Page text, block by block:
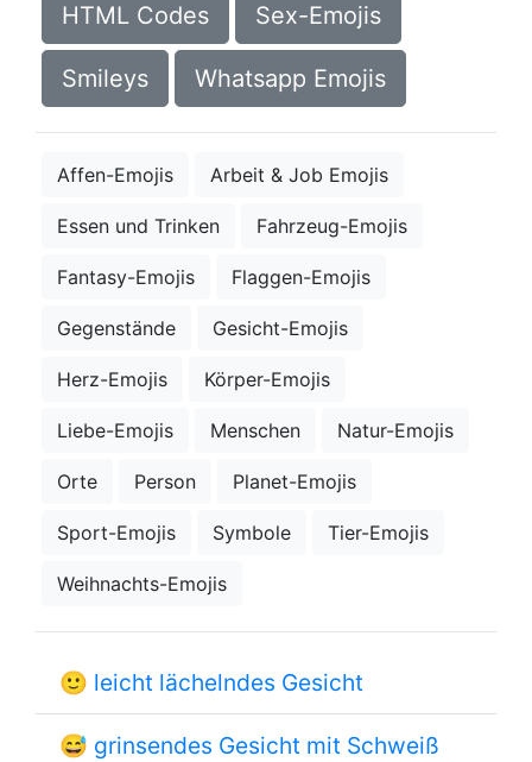
HTML Codes Sex-Emojis
Smileys Whatsapp Emojis
Affen-Emojis Arbeit & Job Emojis
Essen und Trinken Fahrzeug-Emojis
Fantasy-Emojis Flaggen-Emojis
Gegenstände Gesicht-Emojis
Herz-Emojis Körper-Emojis
Liebe-Emojis Menschen Natur-Emojis
Orte Person Planet-Emojis
Sport-Emojis Symbole Tier-Emojis
Weihnachts-Emojis
🙂 leicht lächelndes Gesicht
😅 grinsendes Gesicht mit Schweiß